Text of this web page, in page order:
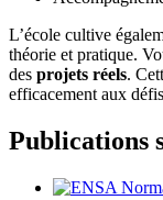
L’école cultive
théorie et pratique.
des projets réels.
efficacement aux
Publications